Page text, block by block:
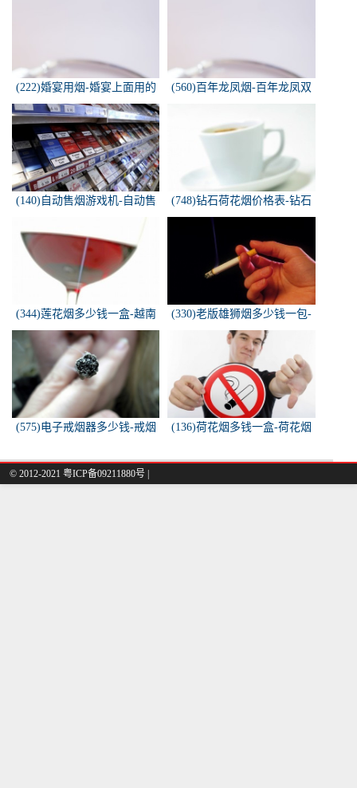
(222)婚宴用烟-婚宴上面用的
烟是怎样的
(560)百年龙凤烟-百年龙凤双
(140)自动售烟游戏机-自动售
(748)钻石荷花烟价格表-钻石
荷花烟多少钱一包
(344)莲花烟多少钱一盒-越南
莲花香烟这款多少钱一条？
(330)老版雄狮烟多少钱一包-
雄狮烟多少钱一包了哦！
(575)电子戒烟器多少钱-戒烟
(136)荷花烟多钱一盒-荷花烟
© 2012-2021 粤ICP备09211880号 |